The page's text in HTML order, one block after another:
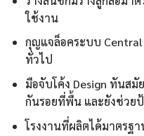
ใช้งาน
กุญแจล็อคระบบ
ทั่วไป
มือจับโค้ง Design ทันส
กันรอยที่พื้น และยังช่วย
โรงงานที่ผลิตได้มาตรฐา